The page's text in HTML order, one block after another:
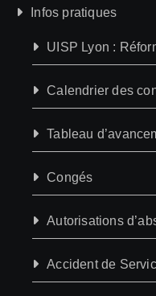
Infos pratiques
UISP Lyon :
Calendrier des
Tableau
Congés
Autorisations
Accident de